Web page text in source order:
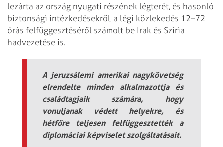
lezárta az ország nyugati részének légterét, és hasonló
biztonsági intézkedésekről, a légi közlekedés 12–72
órás felfüggesztéséről számolt be Irak és Szíria
hadvezetése is.
A jeruzsálemi amerikai nagykövetség
elrendelte minden alkalmazottja és
családtagjaik számára, hogy
vonuljanak védett helyekre, és
hétfőre teljesen felfüggesztették a
diplomáciai képviselet szolgáltatásait.